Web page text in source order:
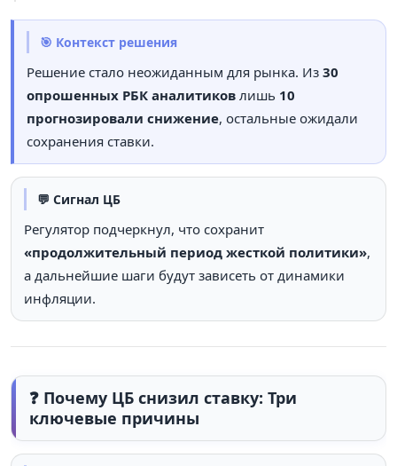
🎯 Контекст решения
Решение стало неожиданным для рынка. Из 30
опрошенных РБК аналитиков лишь 10
прогнозировали снижение, остальные ожидали
сохранения ставки.
💬 Сигнал ЦБ
Регулятор подчеркнул, что сохранит
«продолжительный период жесткой политики»,
а дальнейшие шаги будут зависеть от динамики
инфляции.
❓ Почему ЦБ снизил ставку: Три
ключевые причины